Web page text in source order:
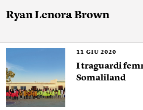
Ryan Lenora Brown
11 GIU 2020
I traguardi
Somaliland